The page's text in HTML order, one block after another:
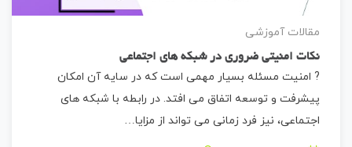
مقالات آموزشی
نکات امنیتی ضروری در شبکه های اجتماعی
? امنیت مسئله بسیار مهمی است که در سایه آن امکان
پیشرفت و توسعه اتفاق می افتد. در رابطه با شبکه های
اجتماعی، نیز فرد زمانی می تواند از مزایا…